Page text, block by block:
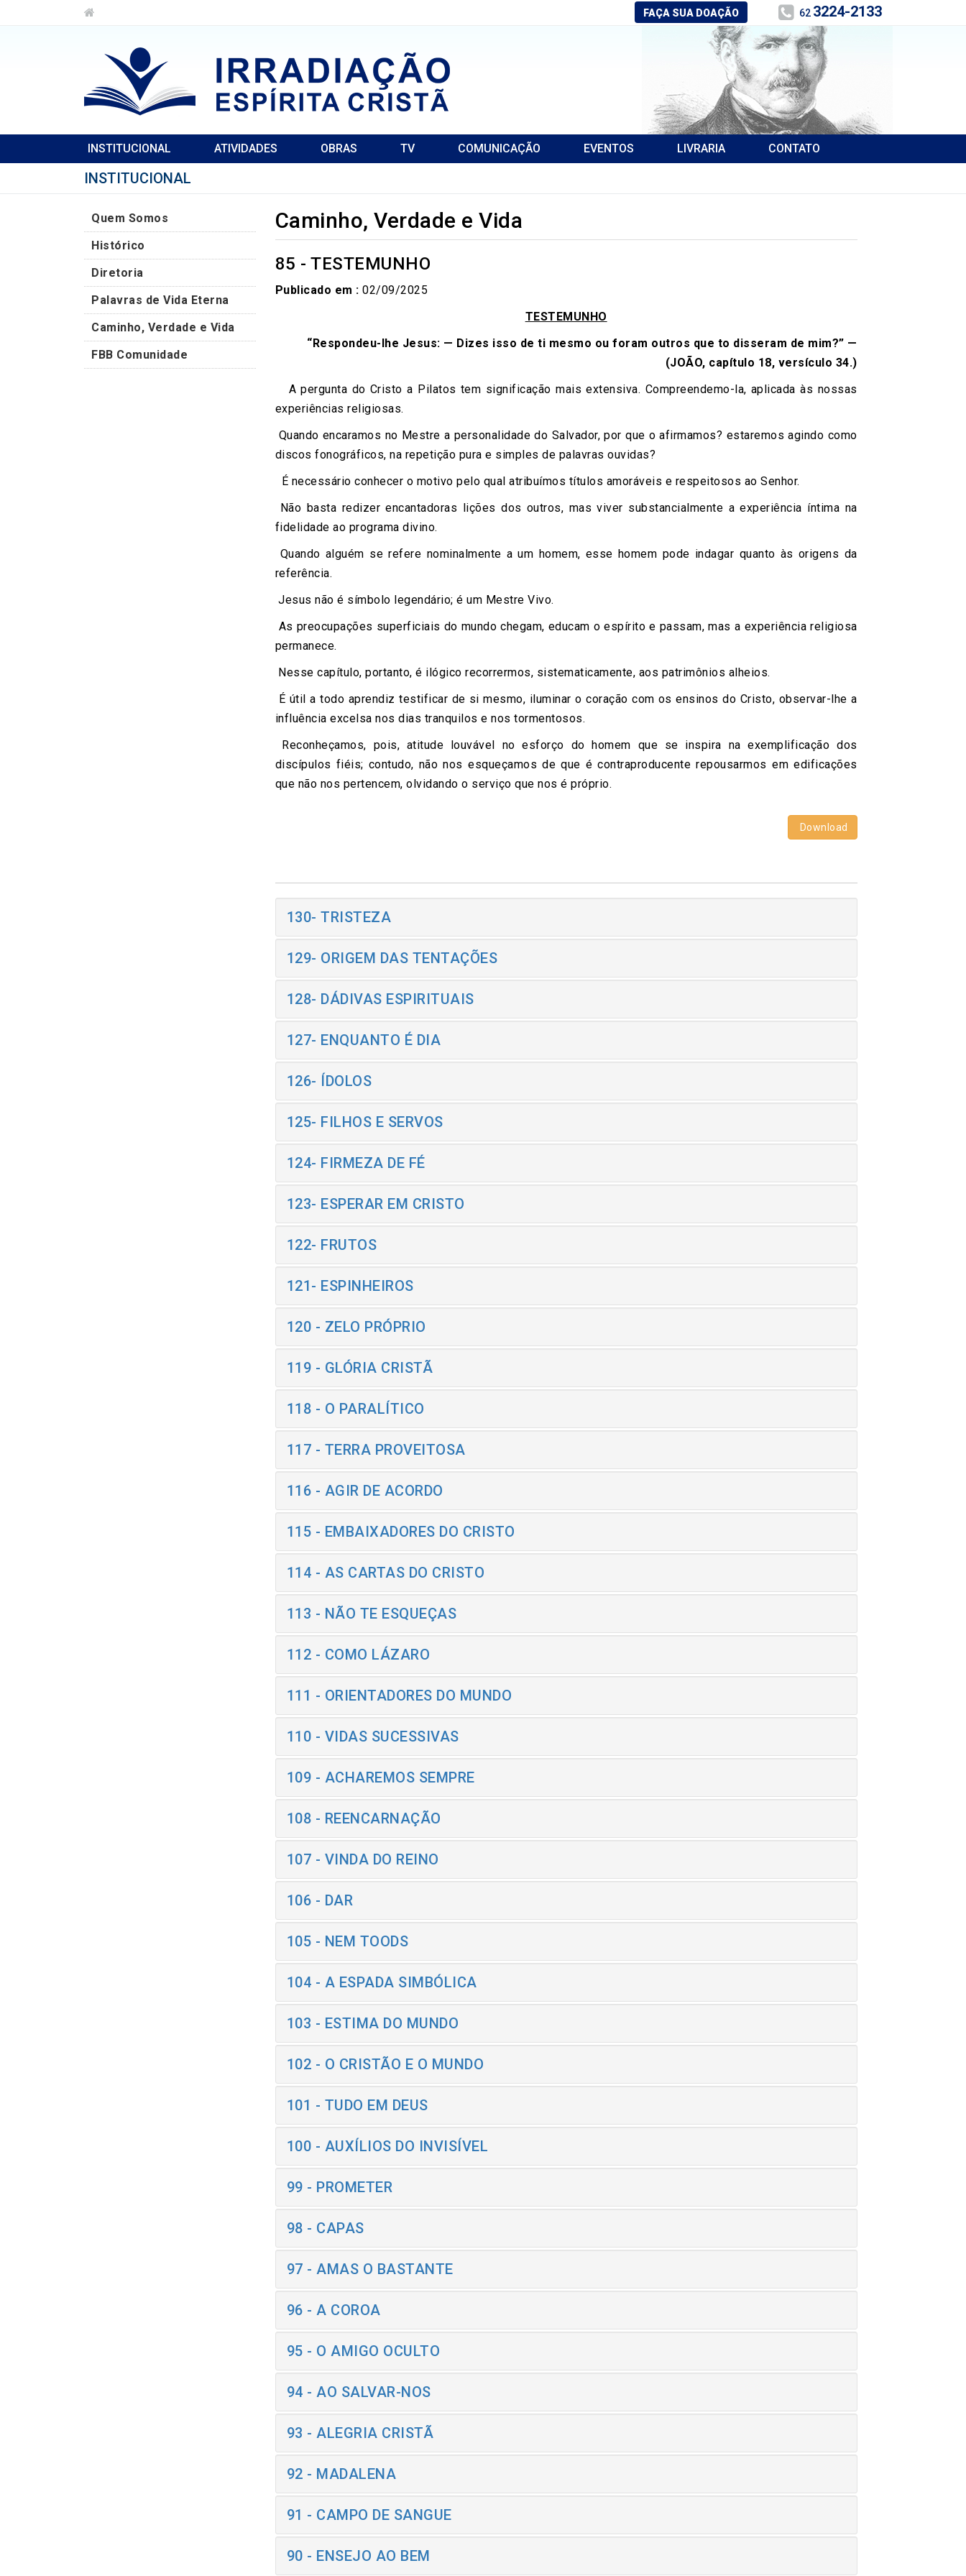
FAÇA SUA DOAÇÃO 62 3224-2133
INSTITUCIONAL ATIVIDADES OBRAS TV COMUNICAÇÃO EVENTOS LIVRARIA CONTATO
INSTITUCIONAL
Quem Somos
Histórico
Diretoria
Palavras de Vida Eterna
Caminho, Verdade e Vida
FBB Comunidade
Caminho, Verdade e Vida
85 - TESTEMUNHO
Publicado em : 02/09/2025
TESTEMUNHO
“Respondeu-lhe Jesus: — Dizes isso de ti mesmo ou foram outros que to disseram de mim?” —
(JOÃO, capítulo 18, versículo 34.)
A pergunta do Cristo a Pilatos tem significação mais extensiva. Compreendemo-la, aplicada às nossas
experiências religiosas.
Quando encaramos no Mestre a personalidade do Salvador, por que o afirmamos? estaremos agindo como
discos fonográficos, na repetição pura e simples de palavras ouvidas?
É necessário conhecer o motivo pelo qual atribuímos títulos amoráveis e respeitosos ao Senhor.
Não basta redizer encantadoras lições dos outros, mas viver substancialmente a experiência íntima na
fidelidade ao programa divino.
Quando alguém se refere nominalmente a um homem, esse homem pode indagar quanto às origens da
referência.
Jesus não é símbolo legendário; é um Mestre Vivo.
As preocupações superficiais do mundo chegam, educam o espírito e passam, mas a experiência religiosa
permanece.
Nesse capítulo, portanto, é ilógico recorrermos, sistematicamente, aos patrimônios alheios.
É útil a todo aprendiz testificar de si mesmo, iluminar o coração com os ensinos do Cristo, observar-lhe a
influência excelsa nos dias tranquilos e nos tormentosos.
Reconheçamos, pois, atitude louvável no esforço do homem que se inspira na exemplificação dos
discípulos fiéis; contudo, não nos esqueçamos de que é contraproducente repousarmos em edificações
que não nos pertencem, olvidando o serviço que nos é próprio.
Download
130- TRISTEZA
129- ORIGEM DAS TENTAÇÕES
128- DÁDIVAS ESPIRITUAIS
127- ENQUANTO É DIA
126- ÍDOLOS
125- FILHOS E SERVOS
124- FIRMEZA DE FÉ
123- ESPERAR EM CRISTO
122- FRUTOS
121- ESPINHEIROS
120 - ZELO PRÓPRIO
119 - GLÓRIA CRISTÃ
118 - O PARALÍTICO
117 - TERRA PROVEITOSA
116 - AGIR DE ACORDO
115 - EMBAIXADORES DO CRISTO
114 - AS CARTAS DO CRISTO
113 - NÃO TE ESQUEÇAS
112 - COMO LÁZARO
111 - ORIENTADORES DO MUNDO
110 - VIDAS SUCESSIVAS
109 - ACHAREMOS SEMPRE
108 - REENCARNAÇÃO
107 - VINDA DO REINO
106 - DAR
105 - NEM TOODS
104 - A ESPADA SIMBÓLICA
103 - ESTIMA DO MUNDO
102 - O CRISTÃO E O MUNDO
101 - TUDO EM DEUS
100 - AUXÍLIOS DO INVISÍVEL
99 - PROMETER
98 - CAPAS
97 - AMAS O BASTANTE
96 - A COROA
95 - O AMIGO OCULTO
94 - AO SALVAR-NOS
93 - ALEGRIA CRISTÃ
92 - MADALENA
91 - CAMPO DE SANGUE
90 - ENSEJO AO BEM